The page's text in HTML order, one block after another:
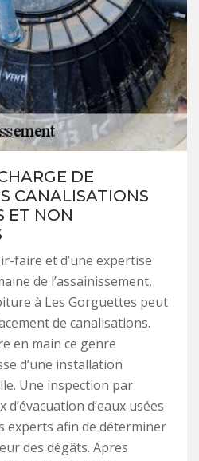
DE
CANALISATIONS
ET NON
faire et d’une expertise
de l’assainissement,
à Les Gorguettes peut
de canalisations.
en main ce genre
d’une installation
Une inspection par
d’eaux usées
experts afin de déterminer
des dégâts. Apres